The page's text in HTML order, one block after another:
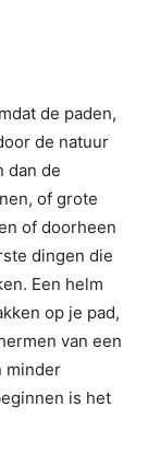
de paden,
de natuur
dan de
of grote
of doorheen
dingen die
Een helm
op je pad,
van een
minder
is het